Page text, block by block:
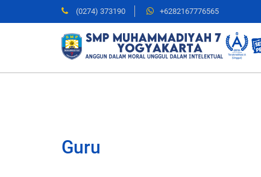
(0274) 373190 +6282167776565
Guru